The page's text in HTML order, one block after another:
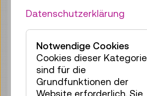
Führung / Aktion
2 Plätze frei
€ 3,90
Fr 07.08. 17:00–17:30
Führung / Aktion
4 Plätze frei
Datenschutzerklärung
Notwendige Cookies
Cookies dieser Kategorie
sind für die
Grundfunktionen der
Website erforderlich. Sie